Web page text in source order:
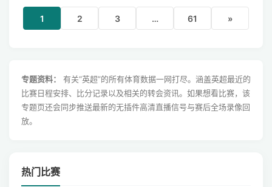
1 2 3 … 61 »
专题资料：
有关“英超”的所有体育数据一网打尽。涵盖英超最近的
比赛日程安排、比分记录以及相关的转会资讯。如果想看比赛，该
专题页还会同步推送最新的无插件高清直播信号与赛后全场录像回
放。
热门比赛